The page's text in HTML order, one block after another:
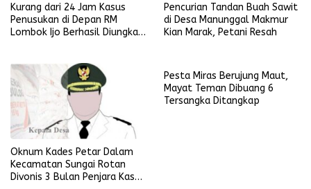
Kurang dari 24 Jam Kasus
Penusukan di Depan RM
Lombok Ijo Berhasil Diungkap,
Pencurian Tandan Buah Sawit
di Desa Manunggal Makmur
Kian Marak, Petani Resah
Oknum Kades Petar Dalam
Kecamatan Sungai Rotan
Divonis 3 Bulan Penjara Kasus
Pesta Miras Berujung Maut,
Mayat Teman Dibuang 6
Tersangka Ditangkap